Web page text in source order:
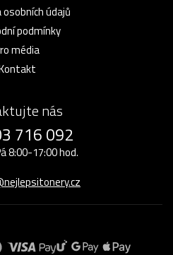
osobních údajů
podmínky
média
nás
716 092
8:00-17:00 hod.